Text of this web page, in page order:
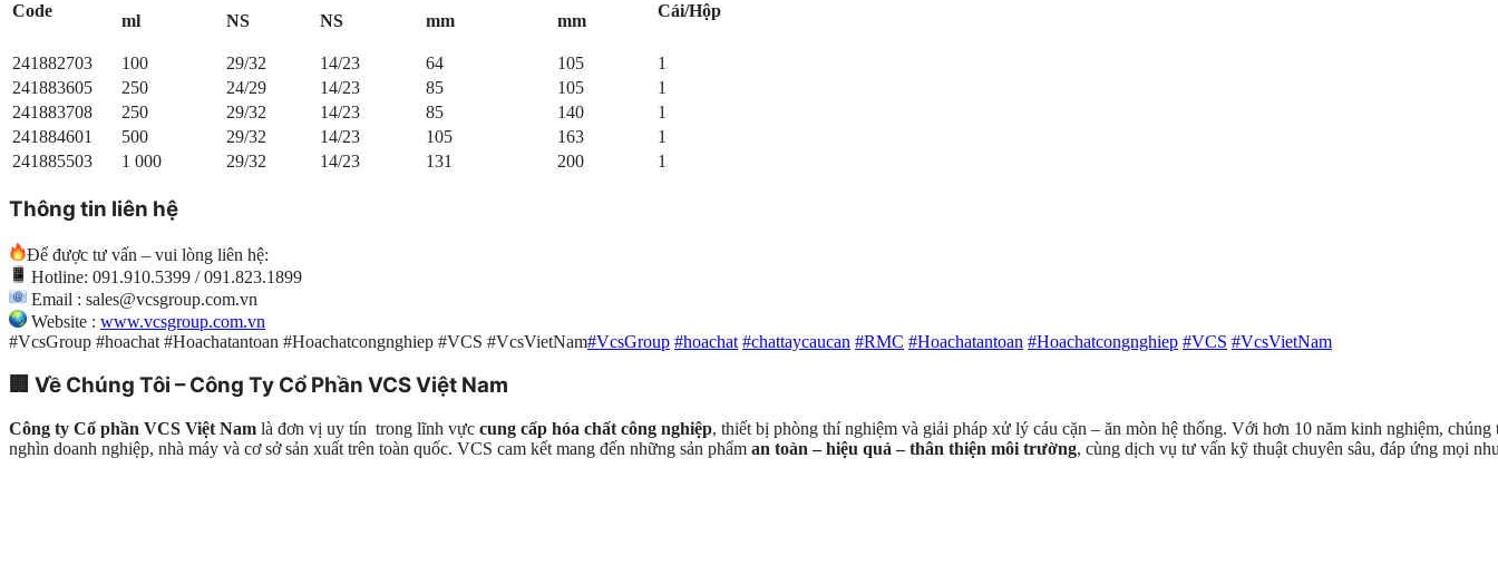
Code
ml
NS
NS
mm
mm
Cái/Hộp
241882703 100 29/32 14/23 64 105
1
241883605
250 24/29 14/23 85 105
1
241883708
250 29/32 14/23 85 140
1
241884601
500 29/32 14/23 105 163
1
241885503
1 000 29/32 14/23 131 200 1
Thông tin liên hệ
Để được tư vấn – vui lòng liên hệ:
Hotline: 091.910.5399 / 091.823.1899
Email : sales@vcsgroup.com.vn
Website : www.vcsgroup.com.vn
#VcsGroup #hoachat #Hoachatantoan #Hoachatcongnghiep #VCS #VcsVietNam#VcsGroup #hoachat #chattaycaucan #RMC #Hoachatantoan #Hoachatcongnghiep #VCS #VcsVietNam
🏢 Về Chúng Tôi – Công Ty Cổ Phần VCS Việt Nam
Công ty Cổ phần VCS Việt Nam là đơn vị uy tín trong lĩnh vực cung cấp hóa chất công nghiệp, thiết bị phòng thí nghiệm và giải pháp xử lý cáu cặn – ăn mòn hệ thống. Với hơn 10 năm kinh nghiệm,
nghìn doanh nghiệp, nhà máy và cơ sở sản xuất trên toàn quốc. VCS cam kết mang đến những sản phẩm an toàn – hiệu quả – thân thiện môi trường, cùng dịch vụ tư vấn kỹ thuật chuyên sâu, đáp ứng mọi